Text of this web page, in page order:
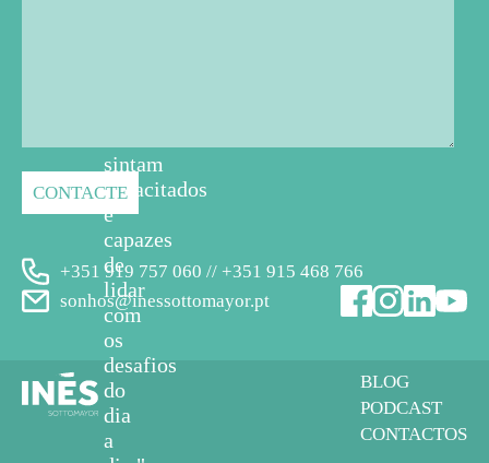
sintam
capacitados
e
capazes
de
lidar
com
os
desafios
do
dia
a
+351 919 757 060 // +351 915 468 766
sonhos@inessottomayor.pt
BLOG
PODCAST
CONTACTOS